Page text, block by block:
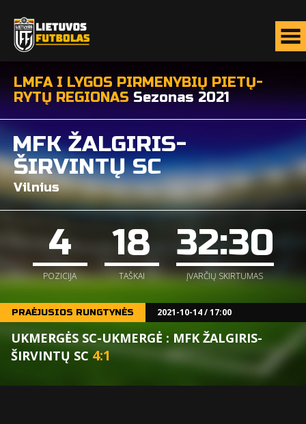
LMFA I LYGOS PIRMENYBIŲ PIETŲ-
RYTŲ REGIONASSezonas 2021
MFK ŽALGIRIS-
ŠIRVINTŲ SC
Vilnius
4
POZICIJA
18
TAŠKAI
32:30
ĮVARČIŲ SKIRTUMAS
PRAĖJUSIOS RUNGTYNĖS 2021-10-14 / 17:00
UKMERGĖS SC-UKMERGĖ : MFK ŽALGIRIS-
ŠIRVINTŲ SC 4:1